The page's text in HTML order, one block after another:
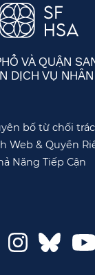
VÀ QUẬN
DỊCH VỤ
bố từ chối
Web & Quyền
Năng Tiếp Cận​​